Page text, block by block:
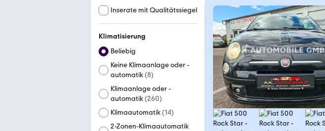
Inserate mit Qualitätssiegel
Klimatisierung
Beliebig
Keine Klimaanlage oder -
automatik(8)
Klimaanlage oder -
automatik(260)
Klimaautomatik(14)
2-Zonen-Klimaautomatik